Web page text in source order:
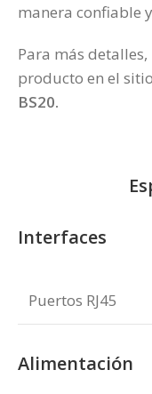
manera confiable
Para más
producto en el
BS20.
Interfaces
Puertos RJ45
Alimentación